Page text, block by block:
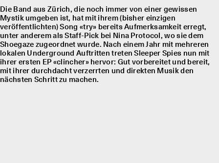
Die Band aus Zürich, die noch immer von einer gewissen
Mystik umgeben ist, hat mit ihrem (bisher einzigen
veröffentlichten) Song «try» bereits Aufmerksamkeit erregt,
unter anderem als Staff-Pick bei Nina Protocol, wo sie dem
Shoegaze zugeordnet wurde. Nach einem Jahr mit mehreren
lokalen Underground Auftritten treten Sleeper Spies nun mit
ihrer ersten EP «clincher» hervor: Gut vorbereitet und bereit,
mit ihrer durchdacht verzerrten und direkten Musik den
nächsten Schritt zu machen.